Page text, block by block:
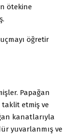
ötekine
öğretir
Papağan
taklit etmiş ve
kanatlarıyla
yuvarlanmış ve